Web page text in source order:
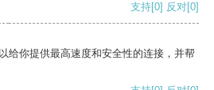
支持[0] 反对[0]
给你提供最高速度和安全性的连接，并帮